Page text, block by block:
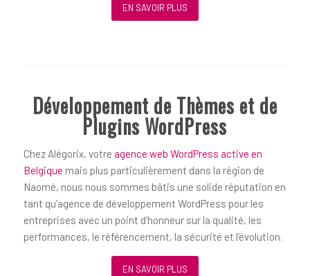
EN SAVOIR PLUS
Développement de Thèmes et de
Plugins WordPress
Chez Alégorix, votre agence web WordPress active en
Belgique mais plus particulièrement dans la région de
Naomé, nous nous sommes bâtis une solide réputation en
tant qu’agence de développement WordPress pour les
entreprises avec un point d’honneur sur la qualité, les
performances, le référencement, la sécurité et l’évolution.
EN SAVOIR PLUS